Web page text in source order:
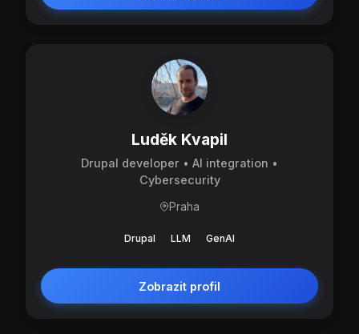
Luděk Kvapil
Drupal developer • AI integration •
Cybersecurity
Praha
Drupal LLM GenAI
Zobrazit profil